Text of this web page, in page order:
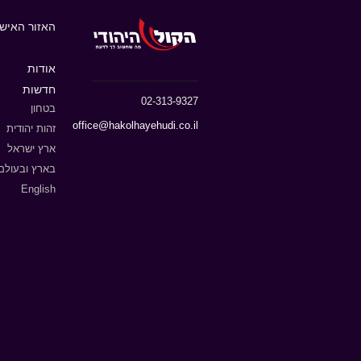
02-313-9327
office@hakolhayehudi.co.il
האזור
אודות
חדשות
בטחון
זהות יהודית
ארץ ישראל
בארץ
English